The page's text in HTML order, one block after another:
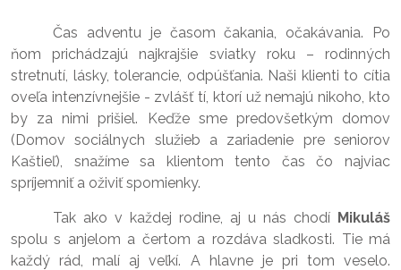
Čas adventu je časom čakania, očakávania. Po
ňom prichádzajú najkrajšie sviatky roku – rodinných
stretnutí, lásky, tolerancie, odpúšťania. Naši klienti to cítia
oveľa intenzívnejšie - zvlášť tí, ktorí už nemajú nikoho, kto
by za nimi prišiel. Keďže sme predovšetkým domov
(Domov sociálnych služieb a zariadenie pre seniorov
Kaštieľ), snažíme sa klientom tento čas čo najviac
spríjemniť a oživiť spomienky.
Tak ako v každej rodine, aj u nás chodí Mikuláš
spolu s anjelom a čertom a rozdáva sladkosti. Tie má
každý rád, malí aj veľkí. A hlavne je pri tom veselo.